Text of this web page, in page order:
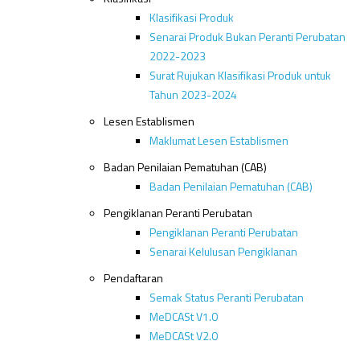
Klasifikasi Produk
Senarai Produk Bukan Peranti Perubatan
2022-2023
Surat Rujukan Klasifikasi Produk untuk
Tahun 2023-2024
Lesen Establismen
Maklumat Lesen Establismen
Badan Penilaian Pematuhan (CAB)
Badan Penilaian Pematuhan (CAB)
Pengiklanan Peranti Perubatan
Pengiklanan Peranti Perubatan
Senarai Kelulusan Pengiklanan
Pendaftaran
Semak Status Peranti Perubatan
MeDCASt V1.0
MeDCASt V2.0